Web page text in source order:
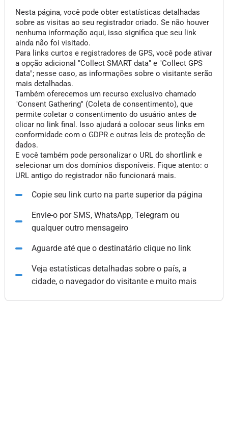
Nesta página, você pode obter estatísticas detalhadas
sobre as visitas ao seu registrador criado. Se não houver
nenhuma informação aqui, isso significa que seu link
ainda não foi visitado.
Para links curtos e registradores de GPS, você pode ativar
a opção adicional "Collect SMART data" e "Collect GPS
data"; nesse caso, as informações sobre o visitante serão
mais detalhadas.
Também oferecemos um recurso exclusivo chamado
"Consent Gathering" (Coleta de consentimento), que
permite coletar o consentimento do usuário antes de
clicar no link final. Isso ajudará a colocar seus links em
conformidade com o GDPR e outras leis de proteção de
dados.
E você também pode personalizar o URL do shortlink e
selecionar um dos domínios disponíveis. Fique atento: o
URL antigo do registrador não funcionará mais.
Copie seu link curto na parte superior da página
Envie-o por SMS, WhatsApp, Telegram ou
qualquer outro mensageiro
Aguarde até que o destinatário clique no link
Veja estatísticas detalhadas sobre o país, a
cidade, o navegador do visitante e muito mais